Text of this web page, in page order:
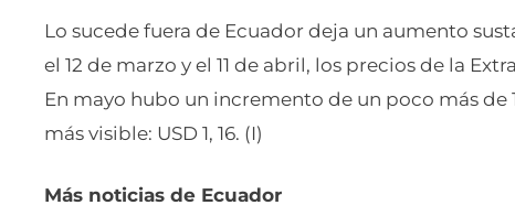
Lo sucede fuera de Ecuador deja un aumento
el 12 de marzo y el 11 de abril, los precios de la
En mayo hubo un incremento de un poco más de
más visible: USD 1, 16. (I)
Más noticias de Ecuador